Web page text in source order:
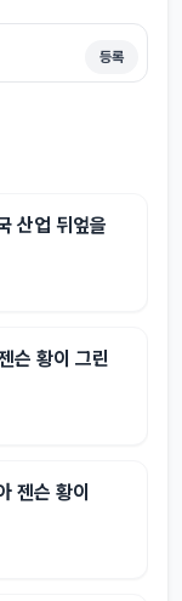
등록
산업 뒤엎을
슨 황이 그린
젠슨 황이